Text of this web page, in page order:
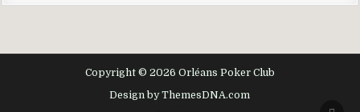
Copyright © 2026 Orléans Poker Club
Design by ThemesDNA.com